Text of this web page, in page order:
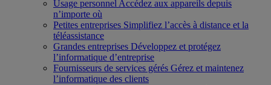
Usage personnel Accédez aux appareils depuis
n’importe où
Petites entreprises Simplifiez l’accès à distance et la
téléassistance
Grandes entreprises Développez et protégez
l’informatique d’entreprise
Fournisseurs de services gérés Gérez et maintenez
l’informatique des clients